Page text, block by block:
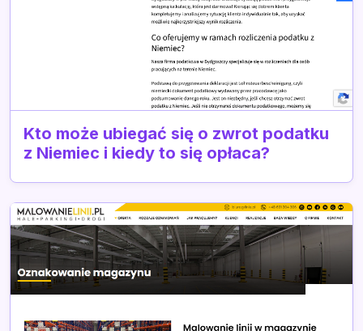
Kto może ubiegać się o zwrot podatku
z Niemiec i kiedy to się opłaca?